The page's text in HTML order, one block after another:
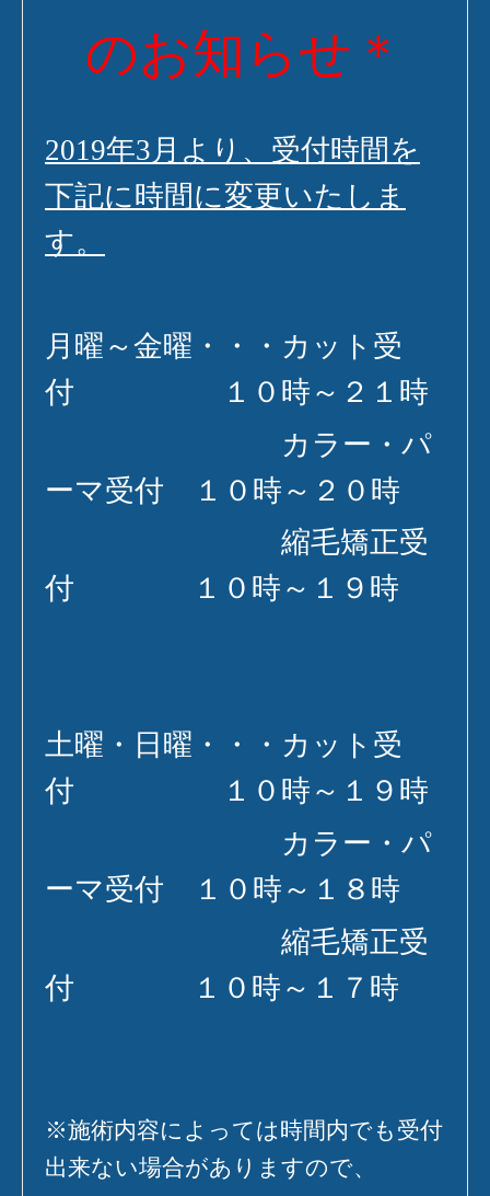
のお知らせ＊
2019年3 月より、受付時間を
下記に時間に変更いたしま
す。
月曜～金曜・・・カット受
付 １０時～２１時
カラー・パ
ーマ受付 １０時～２０時
縮毛矯正受
付 １０時～１９時
土曜・日曜・・・カット受
付 １０時～１９時
カラー・パ
ーマ受付 １０時～１８時
縮毛矯正受
付 １０時～１７時
※施術内容によっては時間内でも受付
出来ない場合がありますので、